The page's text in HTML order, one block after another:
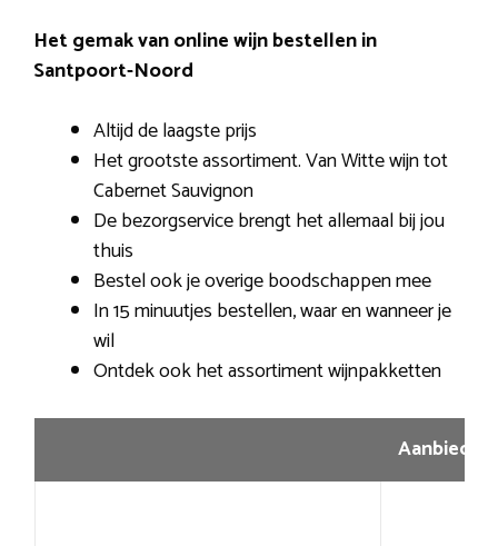
Het gemak van online wijn bestellen in
Santpoort-Noord
Altijd de laagste prijs
Het grootste assortiment. Van Witte wijn tot
Cabernet Sauvignon
De bezorgservice brengt het allemaal bij jou
thuis
Bestel ook je overige boodschappen mee
In 15 minuutjes bestellen, waar en wanneer je
wil
Ontdek ook het assortiment wijnpakketten